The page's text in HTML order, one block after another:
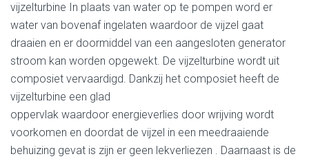
vijzelturbine In plaats van water op te pompen word er
water van bovenaf ingelaten waardoor de vijzel gaat
draaien en er doormiddel van een aangesloten generator
stroom kan worden opgewekt. De vijzelturbine wordt uit
composiet vervaardigd. Dankzij het composiet heeft de
vijzelturbine een glad
oppervlak waardoor energieverlies door wrijving wordt
voorkomen en doordat de vijzel in een meedraaiende
behuizing gevat is zijn er geen lekverliezen . Daarnaast is de